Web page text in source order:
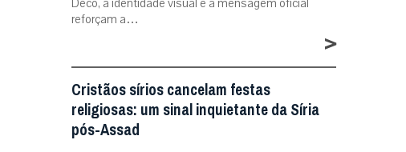
Déco, a identidade visual e a mensagem oficial
reforçam a…
>
Cristãos sírios cancelam festas
religiosas: um sinal inquietante da Síria
pós-Assad